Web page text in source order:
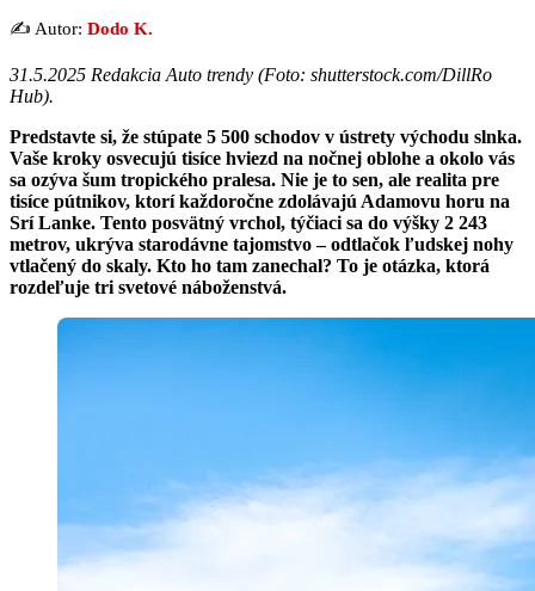
✍️ Autor: Dodo K.
31.5.2025 Redakcia Auto trendy (Foto: shutterstock.com/DillRo
Hub).
Predstavte si, že stúpate 5 500 schodov v ústrety východu slnka.
Vaše kroky osvecujú tisíce hviezd na nočnej oblohe a okolo vás
sa ozýva šum tropického pralesa. Nie je to sen, ale realita pre
tisíce pútnikov, ktorí každoročne zdolávajú Adamovu horu na
Srí Lanke. Tento posvätný vrchol, týčiaci sa do výšky 2 243
metrov, ukrýva starodávne tajomstvo – odtlačok ľudskej nohy
vtlačený do skaly. Kto ho tam zanechal? To je otázka, ktorá
rozdeľuje tri svetové náboženstvá.